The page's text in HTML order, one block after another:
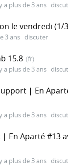
a plus de 3 ans
le vendredi (1/
3 ans discuter
15.8 (fr)
a plus de 3 ans
| En
a plus de 3 ans
Aparté #13
a plus de 3 ans